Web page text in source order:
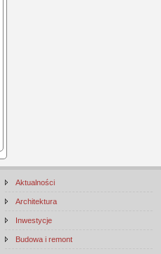
Aktualności
Architektura
Inwestycje
Budowa i remont